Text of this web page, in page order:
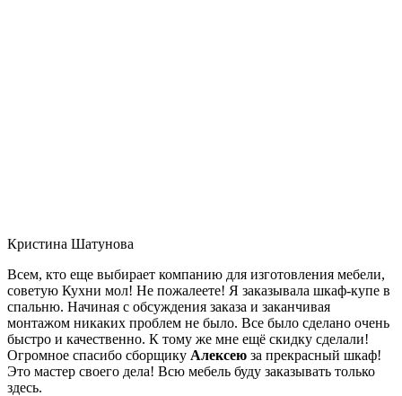
Кристина Шатунова
Всем, кто еще выбирает компанию для изготовления мебели,
советую Кухни мол! Не пожалеете! Я заказывала шкаф-купе в
спальню. Начиная с обсуждения заказа и заканчивая
монтажом никаких проблем не было. Все было сделано очень
быстро и качественно. К тому же мне ещё скидку сделали!
Огромное спасибо сборщику Алексею за прекрасный шкаф!
Это мастер своего дела! Всю мебель буду заказывать только
здесь.